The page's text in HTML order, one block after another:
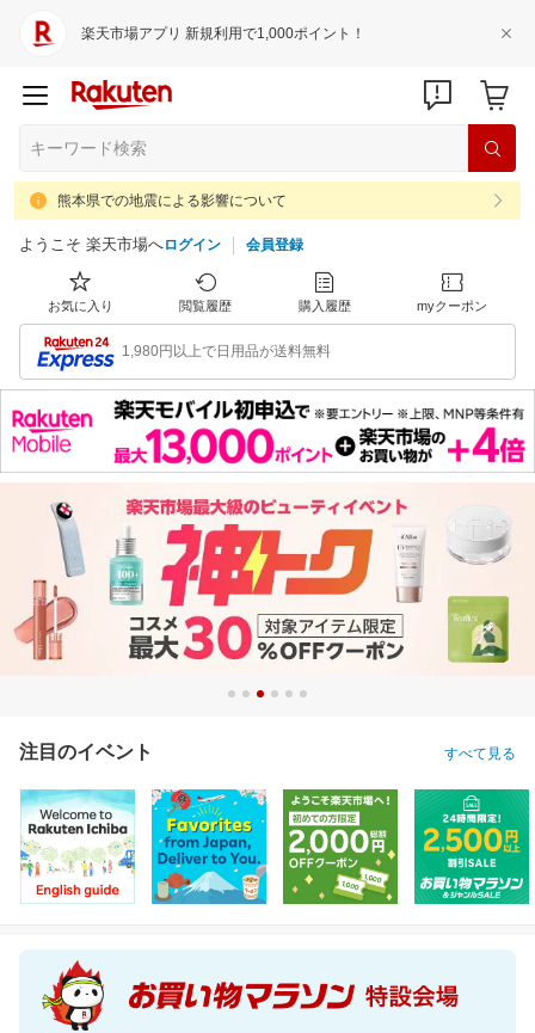
楽天市場アプリ 新規利用で1,000ポイント！
熊本県での地震による影響について
ようこそ 楽天市場へログイン 会員登録
お気に入り 閲覧履歴 購入履歴 myクーポン
1,980円以上で日用品が送料無料
注目のイベント すべて見る